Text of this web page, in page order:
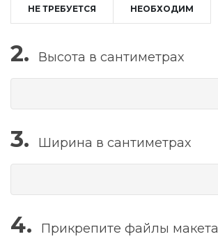
НЕ ТРЕБУЕТСЯ НЕОБХОДИМ
2. Высота в сантиметрах
3. Ширина в сантиметрах
4. Прикрепите файлы макета